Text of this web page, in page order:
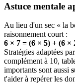
Astuce mentale
Au lieu d'un sec « la
raisonnement court :
6 × 7 = (6 × 5) + (6 ×
Stratégies adaptées
complément à 10,
importants sont aussi
t'aider à repérer les